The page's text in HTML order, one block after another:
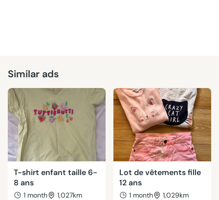
Similar ads
T-shirt enfant taille 6-
8 ans
1 month 1,027km
Lot de vêtements fille
12 ans
1 month 1,029km